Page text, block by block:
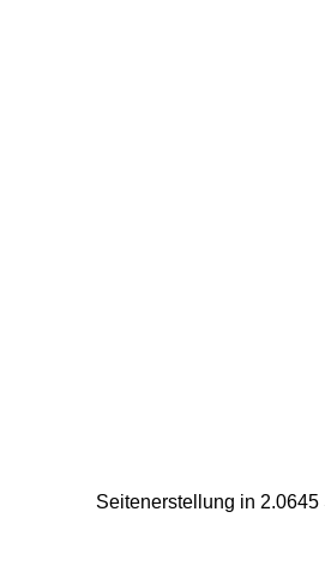
Seitenerstellung in